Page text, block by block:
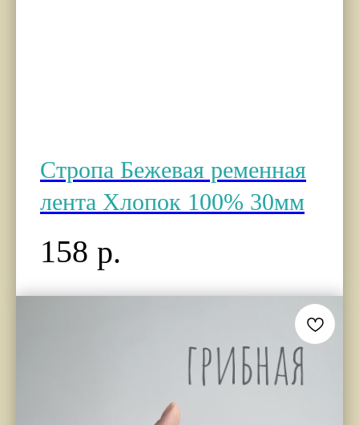
Стропа Бежевая ременная
лента Хлопок 100% 30мм
158 р.